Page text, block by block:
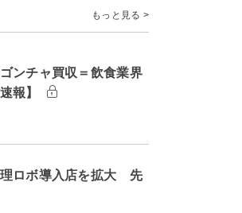
もっと見る >
ンチャ買収＝飲食業界
報】
理ロボ導入店を拡大 先